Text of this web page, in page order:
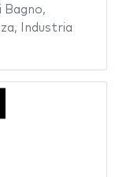
Bagno,
,
Industria